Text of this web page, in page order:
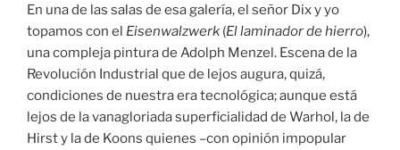
En una de las salas de esa galería, el señor Dix y yo
topamos con el Eisenwalzwerk (El laminador de hierro),
una compleja pintura de Adolph Menzel. Escena de la
Revolución Industrial que de lejos augura, quizá,
condiciones de nuestra era tecnológica; aunque está
lejos de la vanagloriada superficialidad de Warhol, la de
Hirst y la de Koons quienes –con opinión impopular